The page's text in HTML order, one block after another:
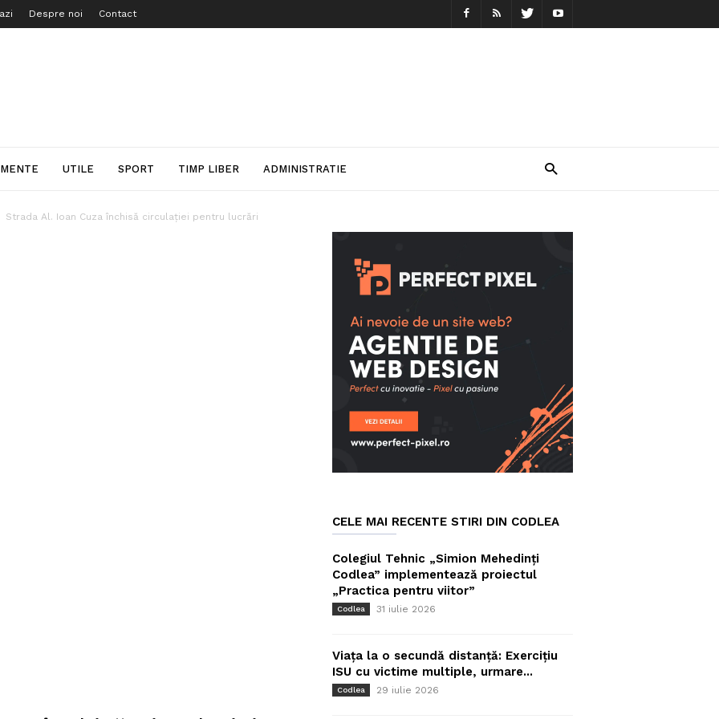
Despre noi Contact
UTILE SPORT TIMP LIBER ADMINISTRATIE
Strada Al. Ioan Cuza închisă circulației pentru lucrări
CELE MAI RECENTE STIRI DIN CODLEA
Colegiul Tehnic „Simion Mehedinți
Codlea” implementează proiectul
„Practica pentru viitor”
Codlea 31 iulie 2026
Viața la o secundă distanță: Exercițiu
ISU cu victime multiple, urmare...
Codlea 29 iulie 2026